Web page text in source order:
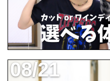
08/21